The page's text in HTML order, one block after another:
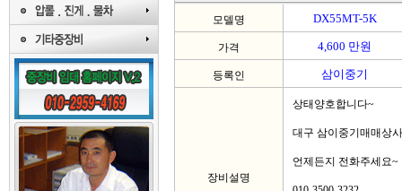
모델명 DX55MT-5K
가격 4,600 만원
등록인 삼이중기
장비설명
상태양호합니다~
대구 삼이중기매매상
언제든지 전화주세요~